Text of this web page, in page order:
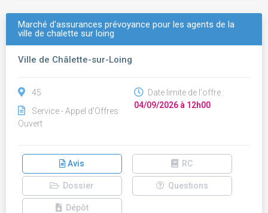
Marché d'assurances prévoyance pour les agents de la
ville de chalette sur loing
Ville de Châlette-sur-Loing
45
Service - Appel d'Offres
Ouvert
Date limite de l'offre :
04/09/2026 à 12h00
Avis RC
Dossier Questions
Dépôt